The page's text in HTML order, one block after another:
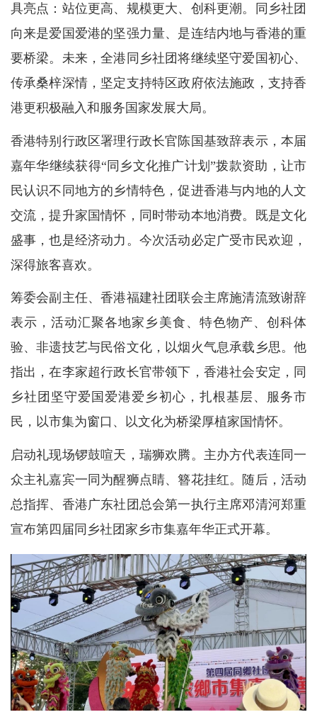
具亮点：站位更高、规模更大、创科更潮。同乡社团
向来是爱国爱港的坚强力量、是连结内地与香港的重
要桥梁。未来，全港同乡社团将继续坚守爱国初心、
传承桑梓深情，坚定支持特区政府依法施政，支持香
港更积极融入和服务国家发展大局。
香港特别行政区署理行政长官陈国基致辞表示，本届
嘉年华继续获得“同乡文化推广计划”拨款资助，让市
民认识不同地方的乡情特色，促进香港与内地的人文
交流，提升家国情怀，同时带动本地消费。既是文化
盛事，也是经济动力。今次活动必定广受市民欢迎，
深得旅客喜欢。
筹委会副主任、香港福建社团联会主席施清流致谢辞
表示，活动汇聚各地家乡美食、特色物产、创科体
验、非遗技艺与民俗文化，以烟火气息承载乡思。他
指出，在李家超行政长官带领下，香港社会安定，同
乡社团坚守爱国爱港爱乡初心，扎根基层、服务市
民，以市集为窗口、以文化为桥梁厚植家国情怀。
启动礼现场锣鼓喧天，瑞狮欢腾。主办方代表连同一
众主礼嘉宾一同为醒狮点睛、簪花挂红。随后，活动
总指挥、香港广东社团总会第一执行主席邓清河郑重
宣布第四届同乡社团家乡市集嘉年华正式开幕。